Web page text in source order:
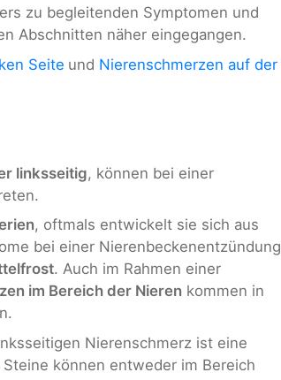
zu begleitenden Symptomen und
Abschnitten näher eingegangen.
Seite und Nierenschmerzen auf der
linksseitig, können bei einer
, oftmals entwickelt sie sich aus
bei einer Nierenbeckenentzündung
. Auch im Rahmen einer
im Bereich der Nieren kommen in
Nierenschmerz ist eine
Steine können entweder im Bereich